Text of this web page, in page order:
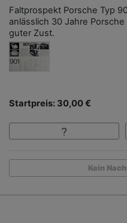
Faltprospekt Porsche Typ
anlässlich 30 Jahre
guter Zust.
Startpreis: 30,00 €
Kein